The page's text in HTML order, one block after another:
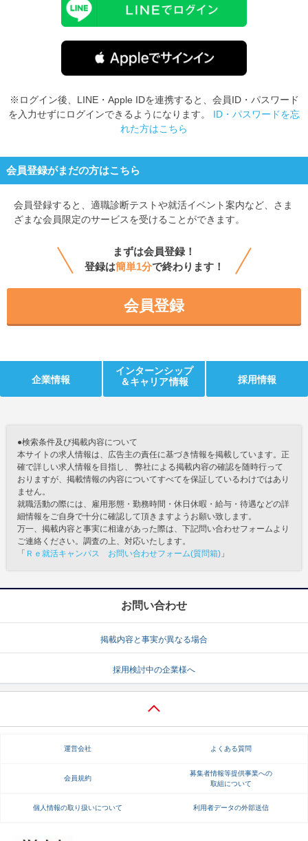
※ログイン後、LINE・Apple IDを連携すると、会員ID・パスワード
を入力せずにログインできるようになります。 ID・パスワードを忘
れた方はこちら
会員登録がまだの方はこちら
会員登録すると、 適職診断テストや就活イベント案内など、さま
ざまな会員限定のサービスを受けることができます。
まずは会員登録！
登録は簡単1分で終わります！
会員登録
企業情報
インターンシップ
＆キャリア情報
採用情報
●検索条件及び掲載内容について
本サイトの求人情報は、広告主の責任に基づき情報を掲載しています。正
確で詳しい求人情報を目指し、 弊社による掲載内容の確認を随時行って
おりますが、掲載情報の内容についてすべてを保証しているわけではあり
ません。
就職活動の際には、雇用形態・勤務時間・休日休暇・給与・待遇などの詳
細情報をご自身で十分に確認して頂きますようお願い致します。
万一、掲載内容と事実に相違があった際は、下記問い合わせフォームより
ご連絡ください。調査の上、対応いたします。
「 Ｒｅ就活キャンパス お問い合わせフォーム(質問箱) 」
お問い合わせ
掲載内容と事実が異なる場合
採用検討中の企業様へ
運営会社 よくある質問
会員規約
募集者情報等提供事業への
取組について
個人情報の取り扱いについて 利用者データの外部送信